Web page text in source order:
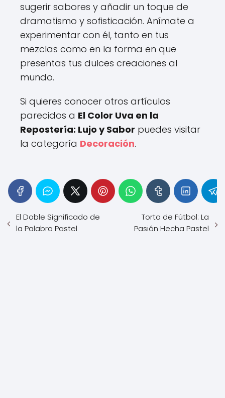
sugerir sabores y añadir un toque de
dramatismo y sofisticación. Anímate a
experimentar con él, tanto en tus
mezclas como en la forma en que
presentas tus dulces creaciones al
mundo.
Si quieres conocer otros artículos
parecidos a El Color Uva en la
Repostería: Lujo y Sabor puedes visitar
la categoría Decoración.
El Doble Significado de
la Palabra Pastel
Torta de Fútbol: La
Pasión Hecha Pastel